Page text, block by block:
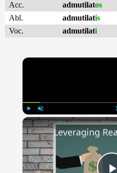
Acc.
admutilatos
Abl.
admutilatis
Voc.
admutilati
Play Unmute